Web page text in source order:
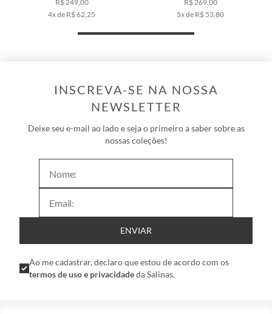
R$ 249,00
4x de R$ 62,25
R$ 269,00
5x de R$ 53,80
INSCREVA-SE NA NOSSA
NEWSLETTER
Deixe seu e-mail ao lado e seja o primeiro a saber sobre as
nossas coleções!
ENVIAR
Ao me cadastrar, declaro que estou de acordo com os
termos de uso e privacidadeda Salinas.